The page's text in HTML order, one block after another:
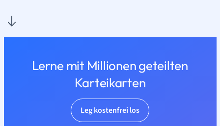
Lerne mit Millionen geteilten
Karteikarten
Leg kostenfrei los